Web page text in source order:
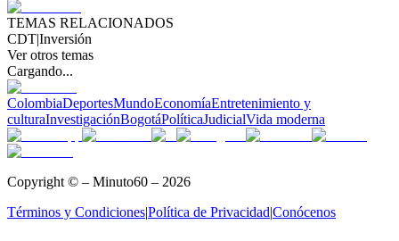
TEMAS RELACIONADOS
CDT|Inversión
Ver otros temas
Cargando...
ColombiaDeportesMundoEconomíaEntretenimiento y
culturaInvestigaciónBogotáPolíticaJudicialVida moderna
Copyright © – Minuto60 – 2026
Términos y Condiciones|Política de Privacidad|Conócenos